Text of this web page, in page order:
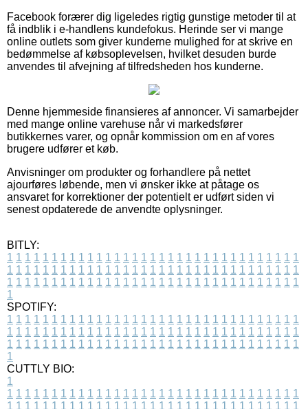
Facebook forærer dig ligeledes rigtig gunstige metoder til at
få indblik i e-handlens kundefokus. Herinde ser vi mange
online outlets som giver kunderne mulighed for at skrive en
bedømmelse af købsoplevelsen, hvilket desuden burde
anvendes til afvejning af tilfredsheden hos kunderne.
Denne hjemmeside finansieres af annoncer. Vi samarbejder
med mange online varehuse når vi markedsfører
butikkernes varer, og opnår kommission om en af vores
brugere udfører et køb.
Anvisninger om produkter og forhandlere på nettet
ajourføres løbende, men vi ønsker ikke at påtage os
ansvaret for korrektioner der potentielt er udført siden vi
senest opdaterede de anvendte oplysninger.
BITLY:
1 1 1 1 1 1 1 1 1 1 1 1 1 1 1 1 1 1 1 1 1 1 1 1 1 1 1 1 1 1 1 1 1
1 1 1 1 1 1 1 1 1 1 1 1 1 1 1 1 1 1 1 1 1 1 1 1 1 1 1 1 1 1 1 1 1
1 1 1 1 1 1 1 1 1 1 1 1 1 1 1 1 1 1 1 1 1 1 1 1 1 1 1 1 1 1 1 1 1
1
SPOTIFY:
1 1 1 1 1 1 1 1 1 1 1 1 1 1 1 1 1 1 1 1 1 1 1 1 1 1 1 1 1 1 1 1 1
1 1 1 1 1 1 1 1 1 1 1 1 1 1 1 1 1 1 1 1 1 1 1 1 1 1 1 1 1 1 1 1 1
1 1 1 1 1 1 1 1 1 1 1 1 1 1 1 1 1 1 1 1 1 1 1 1 1 1 1 1 1 1 1 1 1
1
CUTTLY BIO:
1
1 1 1 1 1 1 1 1 1 1 1 1 1 1 1 1 1 1 1 1 1 1 1 1 1 1 1 1 1 1 1 1 1
1 1 1 1 1 1 1 1 1 1 1 1 1 1 1 1 1 1 1 1 1 1 1 1 1 1 1 1 1 1 1 1 1